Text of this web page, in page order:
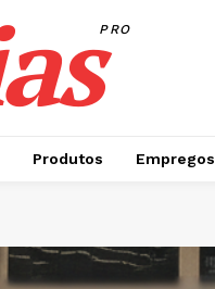
PRO
Produtos Empregos